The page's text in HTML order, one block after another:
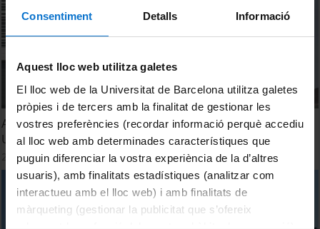
Consentiment Detalls Informació
Aquest lloc web utilitza galetes
El lloc web de la Universitat de Barcelona utilitza galetes
pròpies i de tercers amb la finalitat de gestionar les
vostres preferències (recordar informació perquè accediu
al lloc web amb determinades característiques que
puguin diferenciar la vostra experiència de la d’altres
usuaris), amb finalitats estadístiques (analitzar com
interactueu amb el lloc web) i amb finalitats de
màrqueting (gestionar la publicitat que s’ofereix
adequant-la en funció dels vostres hàbits de navegació).
Acte de col·locació de la primera pedra de la Residència
Universitària Aleu
28 Febrero, 2018